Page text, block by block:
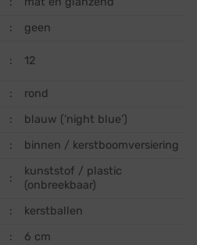
:
geen
: 12
:
rond
:
blauw (‘night blue’)
: binnen / kerstboomversiering
:
kunststof / plastic
(onbreekbaar)
:
kerstballen
:
6 cm